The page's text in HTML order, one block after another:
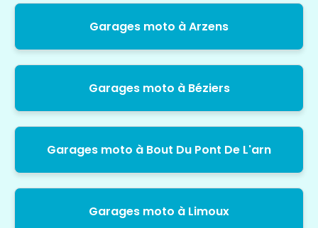
Garages moto à Arzens
Garages moto à Béziers
Garages moto à Bout Du Pont De L'arn
Garages moto à Limoux